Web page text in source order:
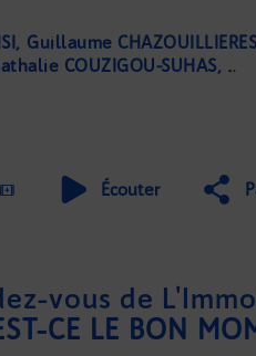
Guillaume CHAZOUILLIERES
COUZIGOU-SUHAS
Écouter
vous de